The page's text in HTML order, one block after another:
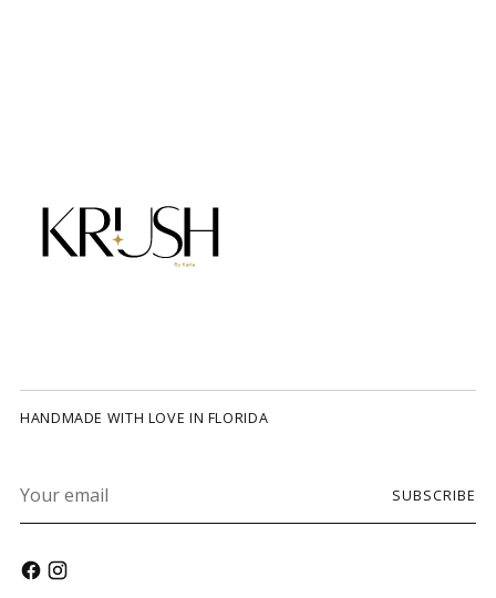
HANDMADE WITH LOVE IN FLORIDA
email
SUBSCRIBE